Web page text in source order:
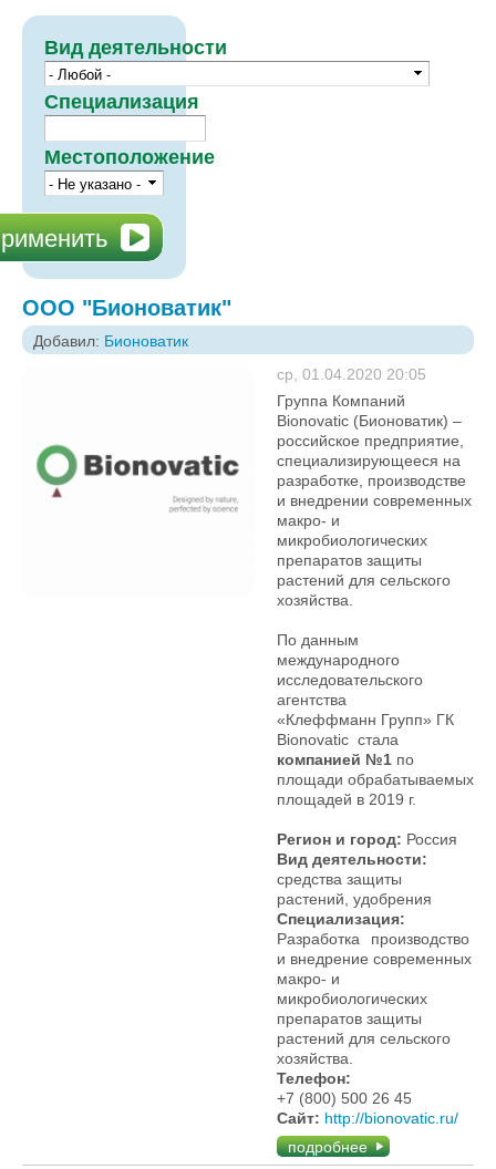
Вид деятельности
Специализация
Местоположение
ООО "Бионоватик"
Добавил: Бионоватик
ср, 01.04.2020 20:05
Группа Компаний
Bionovatic (Бионоватик) –
российское предприятие,
специализирующееся на
разработке, производстве
и внедрении современных
макро- и
микробиологических
препаратов защиты
растений для сельского
хозяйства.
По данным
международного
исследовательского
агентства
«Клеффманн Групп» ГК
Bionovatic стала
компанией №1 по
площади обрабатываемых
площадей в 2019 г.
Регион и город: Россия
Вид деятельности:
средства защиты
растений, удобрения
Специализация:
Разработка
производство
и внедрение современных
макро- и
микробиологических
препаратов защиты
растений для сельского
хозяйства.
Телефон:
+7 (800) 500 26 45
Сайт: http://bionovatic.ru/
подробнее